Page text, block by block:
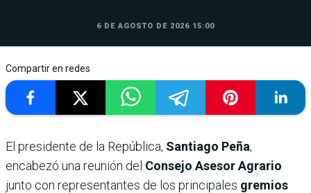
6 DE AGOSTO DE 2026 15:00
Compartir en redes
El presidente de la República, Santiago Peña,
encabezó una reunión del Consejo Asesor Agrario
junto con representantes de los principales gremios